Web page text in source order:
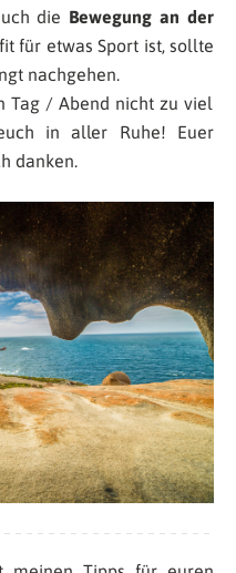
die Bewegung an der
für etwas Sport ist, sollte
nachgehen.
Tag / Abend nicht zu viel
in aller Ruhe! Euer
danken.